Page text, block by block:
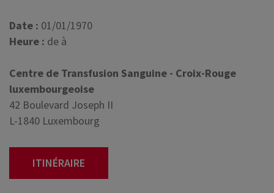
Date : 01/01/1970
Heure : de à
Centre de Transfusion Sanguine - Croix-Rouge
luxembourgeoise
42 Boulevard Joseph II
L-1840 Luxembourg
ITINÉRAIRE